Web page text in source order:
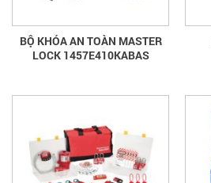
BỘ KHÓA AN TOÀN MASTER
LOCK 1457E410KABAS